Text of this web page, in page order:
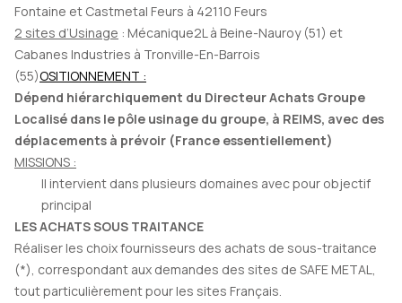
Fontaine et Castmetal Feurs à 42110 Feurs
2 sites d’Usinage : Mécanique2L à Beine-Nauroy (51) et
Cabanes Industries à Tronville-En-Barrois
(55)OSITIONNEMENT :
Dépend hiérarchiquement du Directeur Achats Groupe
Localisé dans le pôle usinage du groupe, à REIMS, avec des
déplacements à prévoir (France essentiellement)
MISSIONS :
Il intervient dans plusieurs domaines avec pour objectif
principal
LES ACHATS SOUS TRAITANCE
Réaliser les choix fournisseurs des achats de sous-traitance
(*), correspondant aux demandes des sites de SAFE METAL,
tout particulièrement pour les sites Français.